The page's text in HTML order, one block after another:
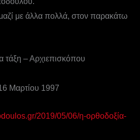
με άλλα πολλά, στον παρακάτω
τάξη – Αρχιεπισκόπου
Μαρτίου 1997
2019/05/06/η-ορθοδοξία-